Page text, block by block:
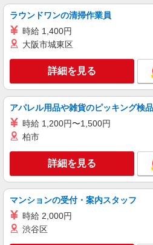
作業場清掃
時給1,500円以上
ライフドラッ
キープ
ライフ大崎百反通店（店舗コード864）
青果
ライフ大崎百反
キープ
パート
ライフ大崎百反通店（店舗コード864）
ラウンドワンの清掃作業員
時給 1,400円
大阪市城東区
詳細を見る
アパレル用品や雑貨のピッキング検品
時給 1,200円〜1,500円
柏市
詳細を見る
マンションの受付・案内スタッフ
時給 2,000円
渋谷区